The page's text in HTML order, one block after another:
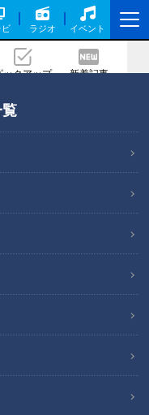
ラジオ イベント
ックアップ 新着記事
のテー
けじゃない